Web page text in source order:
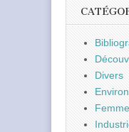
Divers